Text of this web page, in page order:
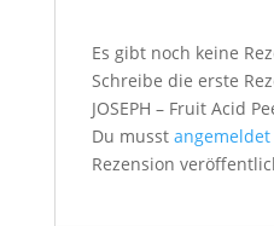
Es gibt noch keine
Schreibe die erste
JOSEPH – Fruit Acid
Du musst angemeldet
Rezension